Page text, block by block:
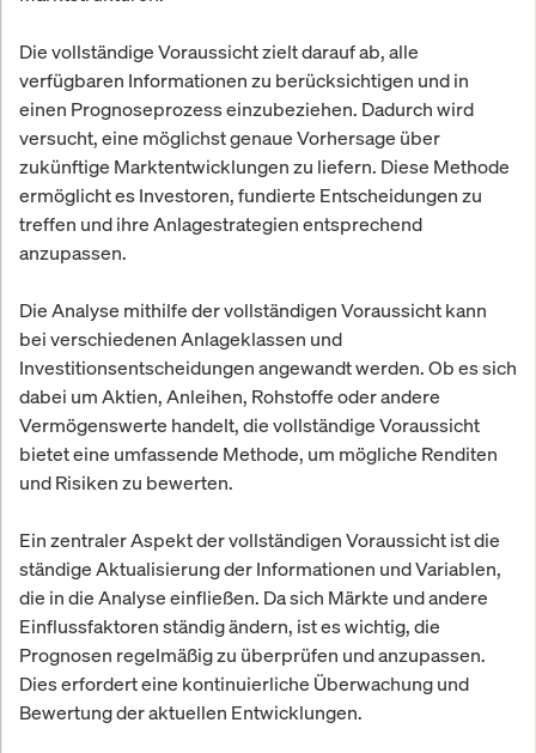
Die vollständige Voraussicht zielt darauf ab, alle
verfügbaren Informationen zu berücksichtigen und in
einen Prognoseprozess einzubeziehen. Dadurch wird
versucht, eine möglichst genaue Vorhersage über
zukünftige Marktentwicklungen zu liefern. Diese Methode
ermöglicht es Investoren, fundierte Entscheidungen zu
treffen und ihre Anlagestrategien entsprechend
anzupassen.
Die Analyse mithilfe der vollständigen Voraussicht kann
bei verschiedenen Anlageklassen und
Investitionsentscheidungen angewandt werden. Ob es sich
dabei um Aktien, Anleihen, Rohstoffe oder andere
Vermögenswerte handelt, die vollständige Voraussicht
bietet eine umfassende Methode, um mögliche Renditen
und Risiken zu bewerten.
Ein zentraler Aspekt der vollständigen Voraussicht ist die
ständige Aktualisierung der Informationen und Variablen,
die in die Analyse einfließen. Da sich Märkte und andere
Einflussfaktoren ständig ändern, ist es wichtig, die
Prognosen regelmäßig zu überprüfen und anzupassen.
Dies erfordert eine kontinuierliche Überwachung und
Bewertung der aktuellen Entwicklungen.